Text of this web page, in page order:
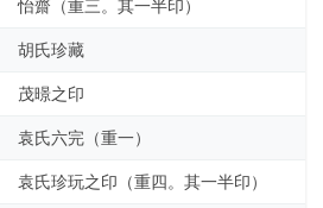
怡齋（重三。其一半印）
胡氏珍藏
茂暻之印
袁氏六完（重一）
袁氏珍玩之印（重四。其一半印）